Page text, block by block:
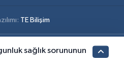
TE Bilişim
sağlık sorununun